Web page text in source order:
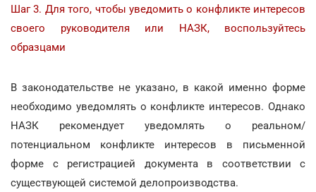
Шаг 3. Для того, чтобы уведомить о конфликте интересов
своего руководителя или НАЗК, воспользуйтесь
образцами
В законодательстве не указано, в какой именно форме
необходимо уведомлять о конфликте интересов. Однако
НАЗК рекомендует уведомлять о реальном/
потенциальном конфликте интересов в письменной
форме с регистрацией документа в соответствии с
существующей системой делопроизводства.